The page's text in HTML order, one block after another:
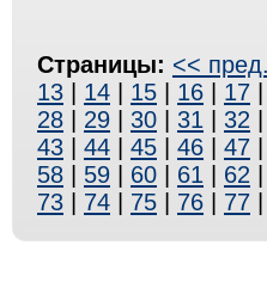
Страницы: <<
13
14 15 16 17
28
29 30 31 32
43
44 45 46 47
58
59 60 61 62
73
74 75 76 77